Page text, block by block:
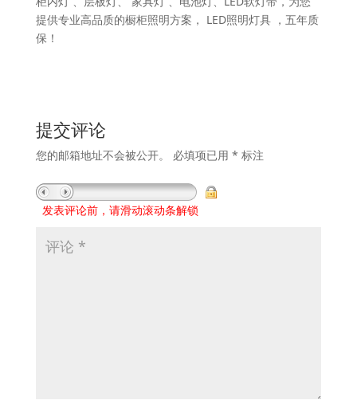
提供专业高品质的橱柜照明方案， LED照明灯具 ，五年质
保！
提交评论
您的邮箱地址不会被公开。 必填项已用 * 标注
发表评论前，请滑动滚动条解锁